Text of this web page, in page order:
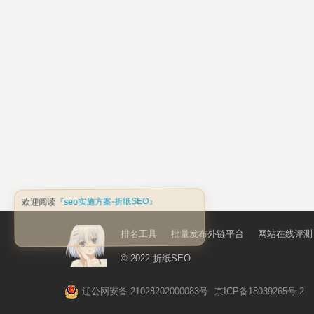
排名工具 批量发布外链平台 网站在线评测
© 2022 折纸SEO
辽公网安备 21028202000083号 京ICP备18039265号-2